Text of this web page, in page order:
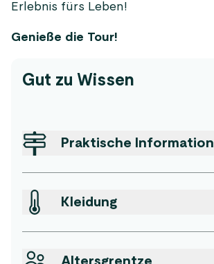
Erlebnis fürs Leben!
Genieße die Tour!
Gut zu Wissen
Praktische Information
Kleidung
Altersgrentze